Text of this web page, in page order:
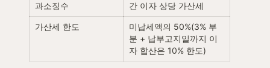
과소징수
간 이자 상당 가산세
가산세 한도
미납세액의 50%(3% 부
분 + 납부고지일까지 이
자 합산은 10% 한도)